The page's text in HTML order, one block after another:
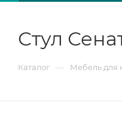
Стул
Каталог — Мебель для